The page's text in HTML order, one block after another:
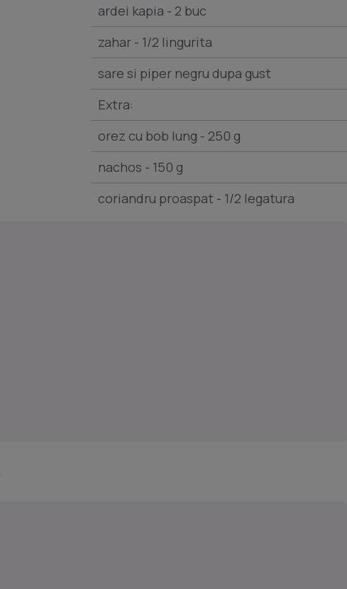
ardei kapia - 2 buc
zahar - 1/2 lingurita
sare si piper negru dupa gust
Extra:
orez cu bob lung - 250 g
nachos - 150 g
coriandru proaspat - 1/2 legatura